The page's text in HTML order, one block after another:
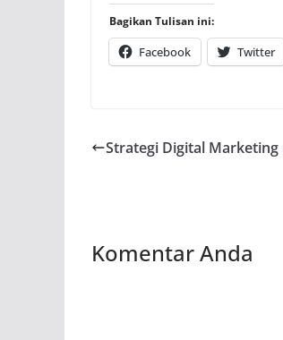
Bagikan Tulisan ini:
Facebook Twitter
Strategi Digital
Komentar Anda